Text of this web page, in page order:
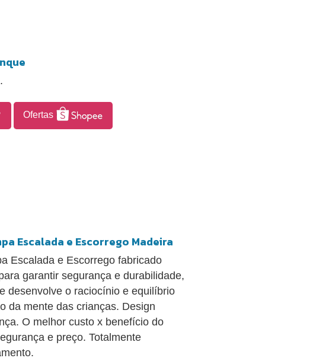
Ofertas
Escalada e Escorrego Madeira
Escalada e Escorrego fabricado
garantir segurança e durabilidade,
desenvolve o raciocínio e equilíbrio
da mente das crianças. Design
O melhor custo x benefício do
e preço. Totalmente